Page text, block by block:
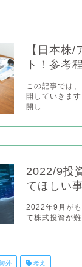
【日本株
ト！参考
この記事では
開していきま
開し...
2022/9投
てほしい
2022年9月が
て株式投資が
外 考え